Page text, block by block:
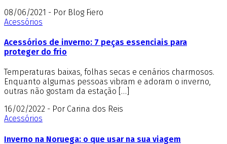
08/06/2021 - Por Blog Fiero
Acessórios
Acessórios de inverno: 7 peças essenciais para
proteger do frio
Temperaturas baixas, folhas secas e cenários charmosos.
Enquanto algumas pessoas vibram e adoram o inverno,
outras não gostam da estação […]
16/02/2022 - Por Carina dos Reis
Acessórios
Inverno na Noruega: o que usar na sua viagem